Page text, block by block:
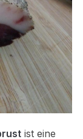
ist eine